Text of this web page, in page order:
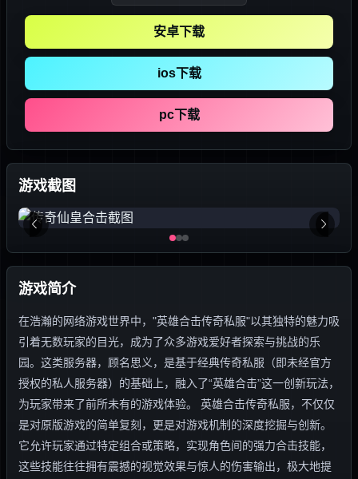
安卓下载
ios下载
pc下载
游戏截图
游戏简介
在浩瀚的网络游戏世界中，"英雄合击传奇私服"以其独特的魅力吸
引着无数玩家的目光，成为了众多游戏爱好者探索与挑战的乐
园。这类服务器，顾名思义，是基于经典传奇私服（即未经官方
授权的私人服务器）的基础上，融入了“英雄合击”这一创新玩法，
为玩家带来了前所未有的游戏体验。 英雄合击传奇私服，不仅仅
是对原版游戏的简单复刻，更是对游戏机制的深度挖掘与创新。
它允许玩家通过特定组合或策略，实现角色间的强力合击技能，
这些技能往往拥有震撼的视觉效果与惊人的伤害输出，极大地提